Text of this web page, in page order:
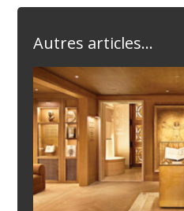
Autres articles...